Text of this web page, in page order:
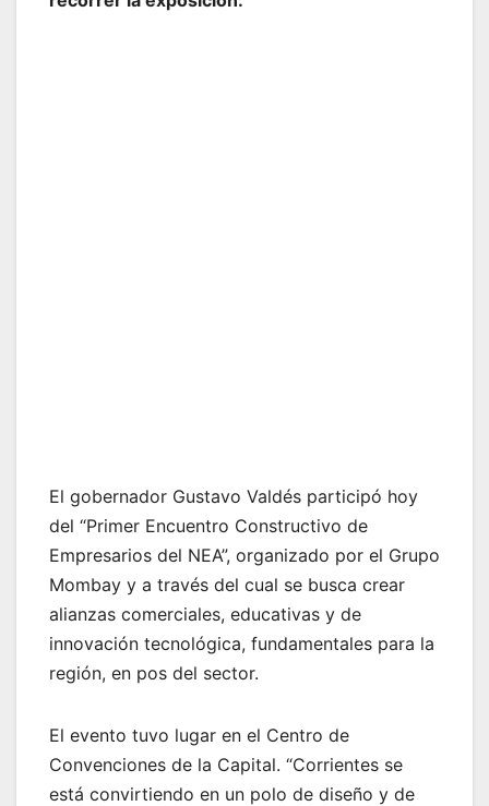
El gobernador Gustavo Valdés participó hoy
del “Primer Encuentro Constructivo de
Empresarios del NEA”, organizado por el Grupo
Mombay y a través del cual se busca crear
alianzas comerciales, educativas y de
innovación tecnológica, fundamentales para la
región, en pos del sector.
El evento tuvo lugar en el Centro de
Convenciones de la Capital. “Corrientes se
está convirtiendo en un polo de diseño y de